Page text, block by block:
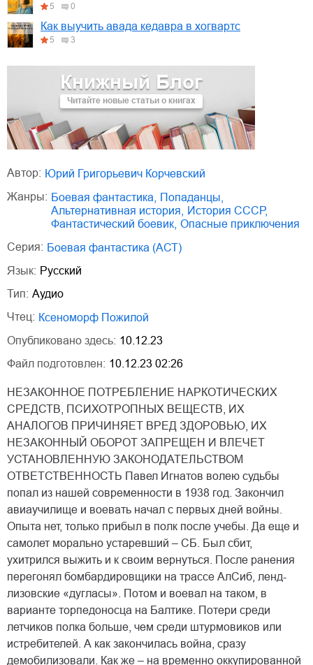
Книжный Блог
Читайте новые статьи о книгах
5 0
Как выучить авада кедавра в хогвартс
5 3
Автор:
Юрий Григорьевич Корчевский
Жанры:
боевая фантастика попаданцы
альтернативная история
история СССР,
фантастический боевик
опасные приключения
Серия:
Боевая фантастика (АСТ)
Язык: Русский
Тип: Аудио
Чтец:
Ксеноморф Пожилой
Опубликовано здесь: 10.12.23
Файл подготовлен: 10.12.23 02:26
НЕЗАКОННОЕ ПОТРЕБЛЕНИЕ НАРКОТИЧЕСКИХ
СРЕДСТВ, ПСИХОТРОПНЫХ ВЕЩЕСТВ, ИХ
АНАЛОГОВ ПРИЧИНЯЕТ ВРЕД ЗДОРОВЬЮ, ИХ
НЕЗАКОННЫЙ ОБОРОТ ЗАПРЕЩЕН И ВЛЕЧЕТ
УСТАНОВЛЕННУЮ ЗАКОНОДАТЕЛЬСТВОМ
ОТВЕТСТВЕННОСТЬ Павел Игнатов волею судьбы
попал из нашей современности в 1938 год. Закончил
авиаучилище и воевать начал с первых дней войны.
Опыта нет, только прибыл в полк после учебы. Да еще и
самолет морально устаревший – СБ. Был сбит,
ухитрился выжить и к своим вернуться. После ранения
перегонял бомбардировщики на трассе АлСиб, ленд-
лизовские «дугласы». Потом и воевал на таком, в
варианте торпедоносца на Балтике. Потери среди
летчиков полка больше, чем среди штурмовиков или
истребителей. А как закончилась война, сразу
демобилизовали. Как же – на временно оккупированной